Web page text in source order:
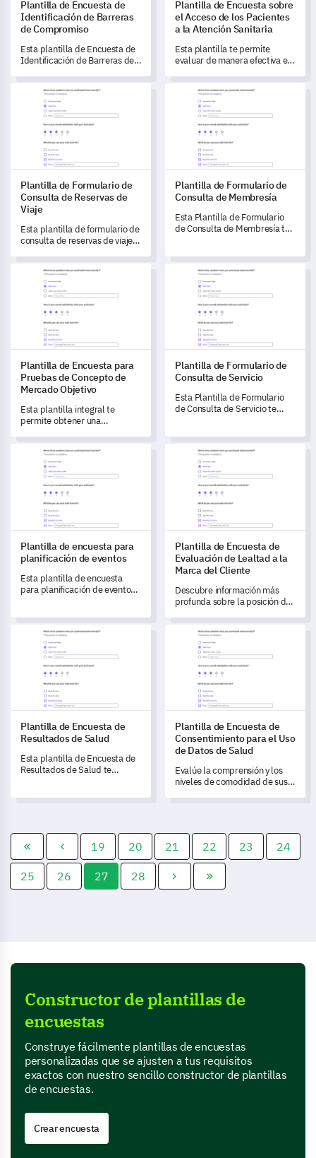
Plantilla de Encuesta de
Identificación de Barreras
de Compromiso
Esta plantilla de Encuesta de
Identificación de Barreras de
identificar y comprender
cualquier obstáculo que
afecte el compromiso de las
partes interesadas.
Plantilla de Encuesta sobre
el Acceso de los Pacientes
a la Atención Sanitaria
Esta plantilla te permite
evaluar de manera efectiva el
servicios de atención sanitaria.
Plantilla de Formulario de Consulta de Reservas de Viaje
Plantilla de Formulario de
Consulta de Reservas de
Viaje
Esta plantilla de formulario de
consulta de reservas de viaje
información crucial sobre los
clientes para impulsar mejoras
continuas en tu servicio.
Plantilla de Formulario de
Plantilla de Formulario de
Consulta de Membresía
Esta Plantilla de Formulario
de Consulta de Membresía te
experiencias de tus miembros
y sugerencias para mejorar.
Plantilla de Encuesta para Pruebas de Concepto de Mercado
Plantilla de Encuesta para
Pruebas de Concepto de
Mercado Objetivo
Esta plantilla integral te
permite obtener una
preferencias y actitudes de los
consumidores hacia un nuevo
concepto de producto en la
industria minorista.
Plantilla de Formulario de
Plantilla de Formulario de
Consulta de Servicio
Esta Plantilla de Formulario
de Consulta de Servicio te
y satisfacción de tus clientes
hacia tu servicio.
Plantilla de encuesta para planificación de eventos
Plantilla de encuesta para
planificación de eventos
Esta plantilla de encuesta
para planificación de eventos
honestos para una
planificación de eventos
superior.
Plantilla de Encuesta de
Plantilla de Encuesta de
Evaluación de Lealtad a la
Marca del Cliente
Descubre información más
profunda sobre la posición de
esta plantilla estratégica de
Evaluación de Lealtad a la
Marca del Cliente.
Plantilla de Encuesta de Resultados de Salud
Plantilla de Encuesta de
Resultados de Salud
Esta plantilla de Encuesta de
Resultados de Salud te
Plantilla de Encuesta de
Plantilla de Encuesta de
Consentimiento para el Uso
de Datos de Salud
Evalúe la comprensión y los
niveles de comodidad de sus
19 20 21 22 23 24
25 26 27 28
Constructor de plantillas de
encuestas
Construye fácilmente plantillas de encuestas
personalizadas que se ajusten a tus requisitos
exactos con nuestro sencillo constructor de plantillas
de encuestas.
Crear encuesta